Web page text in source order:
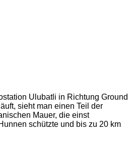
Ulubatli in Richtung Ground
sieht man einen Teil der
Mauer, die einst
schützte und bis zu 20 km